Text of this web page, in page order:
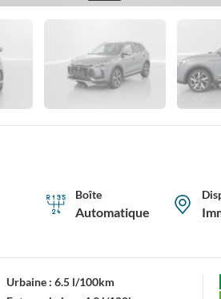
Boîte
Automatique
Urbaine :6.5 l/100km